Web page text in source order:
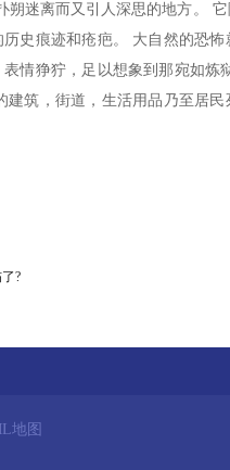
迷离而又引人深思的地方。
史痕迹和疮疤。 大自然的恐怖
情狰狞，足以想象到那宛如炼
筑，街道，生活用品乃至居民
?
地图